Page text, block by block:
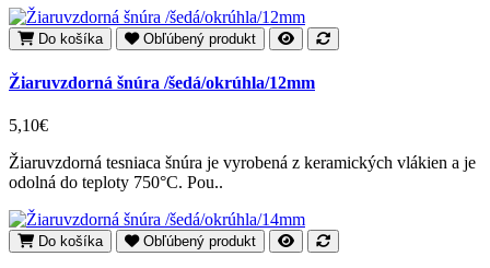
Do košíka Obľúbený produkt
Žiaruvzdorná šnúra /šedá/okrúhla/12mm
5,10€
Žiaruvzdorná tesniaca šnúra je vyrobená z keramických vlákien a je
odolná do teploty 750°C. Pou..
Do košíka Obľúbený produkt